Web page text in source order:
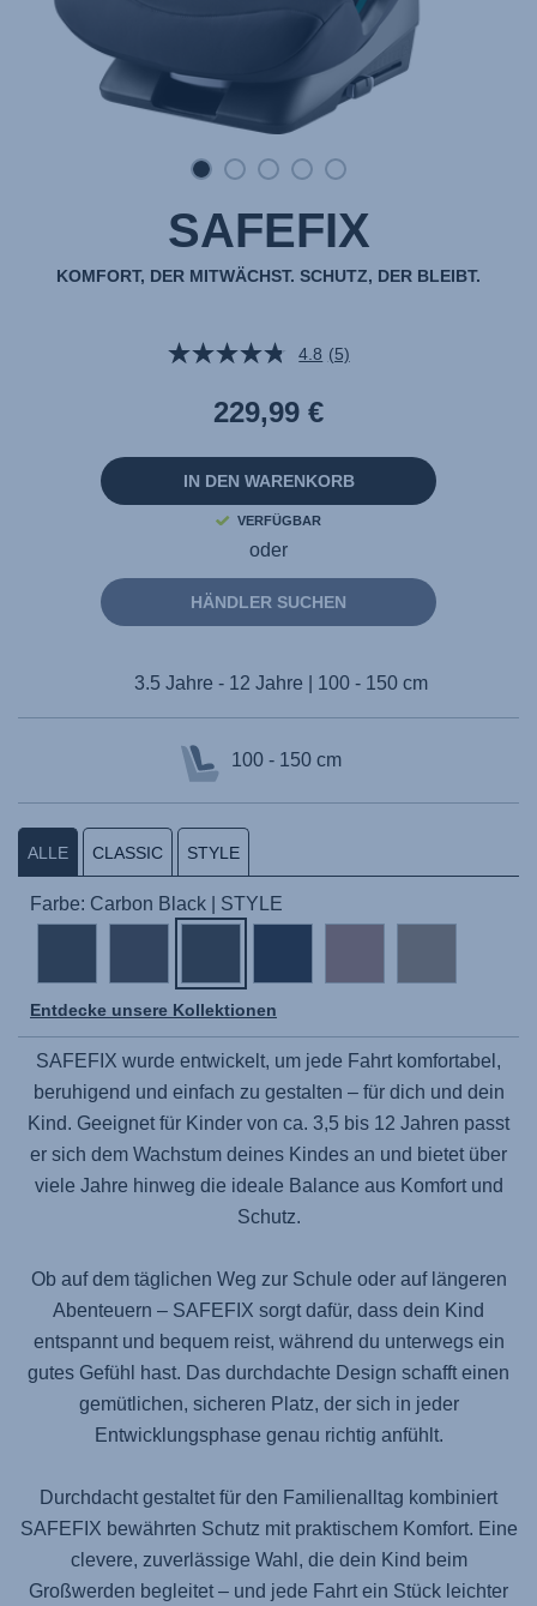
SAFEFIX
KOMFORT, DER MITWÄCHST. SCHUTZ, DER BLEIBT.
4.8 5
derselben
Seite.
(5)
229,99 €
IN DEN WARENKORB
VERFÜGBAR
oder
HÄNDLER SUCHEN
3.5 Jahre - 12 Jahre | 100 - 150 cm
100 - 150 cm
ALLE CLASSIC STYLE
Farbe: Carbon Black | STYLE
Entdecke unsere Kollektionen
SAFEFIX wurde entwickelt, um jede Fahrt komfortabel,
beruhigend und einfach zu gestalten – für dich und dein
Kind. Geeignet für Kinder von ca. 3,5 bis 12 Jahren passt
er sich dem Wachstum deines Kindes an und bietet über
viele Jahre hinweg die ideale Balance aus Komfort und
Schutz.
Ob auf dem täglichen Weg zur Schule oder auf längeren
Abenteuern – SAFEFIX sorgt dafür, dass dein Kind
entspannt und bequem reist, während du unterwegs ein
gutes Gefühl hast. Das durchdachte Design schafft einen
gemütlichen, sicheren Platz, der sich in jeder
Entwicklungsphase genau richtig anfühlt.
Durchdacht gestaltet für den Familienalltag kombiniert
SAFEFIX bewährten Schutz mit praktischem Komfort. Eine
clevere, zuverlässige Wahl, die dein Kind beim
Großwerden begleitet – und jede Fahrt ein Stück leichter